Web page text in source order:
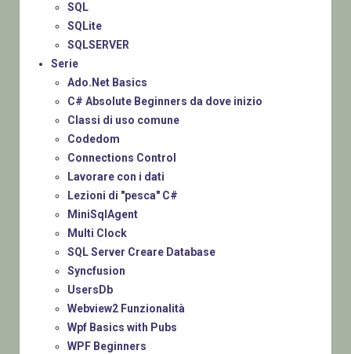
SQL
SQLite
SQLSERVER
Serie
Ado.Net Basics
C# Absolute Beginners da dove inizio
Classi di uso comune
Codedom
Connections Control
Lavorare con i dati
Lezioni di "pesca" C#
MiniSqlAgent
Multi Clock
SQL Server Creare Database
Syncfusion
UsersDb
Webview2 Funzionalità
Wpf Basics with Pubs
WPF Beginners